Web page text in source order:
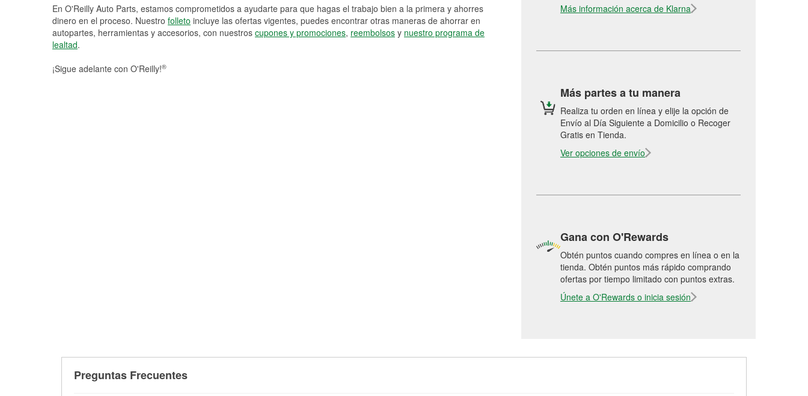
En O'Reilly Auto Parts, estamos comprometidos a ayudarte para que hagas el trabajo bien a la primera y ahorres
dinero en el proceso. Nuestro folleto incluye las ofertas vigentes, puedes encontrar otras maneras de ahorrar en
autopartes, herramientas y accesorios, con nuestros cupones y promociones, reembolsos y nuestro programa de
lealtad.
¡Sigue adelante con O'Reilly!®
Más información acerca de Klarna
Más partes a tu manera
Realiza tu orden en línea y elije la opción de
Envío al Día Siguiente a Domicilio o Recoger
Gratis en Tienda.
Ver opciones de envío
Gana con O'Rewards
Obtén puntos cuando compres en línea o en la
tienda. Obtén puntos más rápido comprando
ofertas por tiempo limitado con puntos extras.
Únete a O'Rewards o inicia sesión
Preguntas Frecuentes